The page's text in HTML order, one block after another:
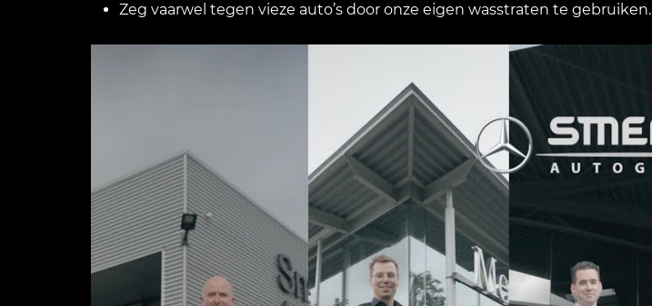
Zeg vaarwel tegen vieze auto’s door onze eigen wasstraten te gebruiken.